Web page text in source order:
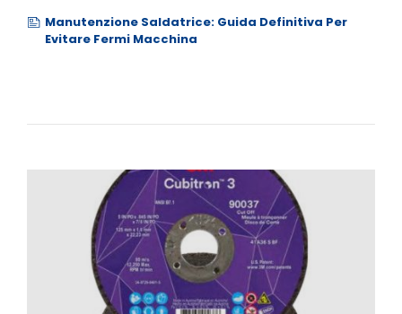
Manutenzione Saldatrice: Guida Definitiva Per
Evitare Fermi Macchina